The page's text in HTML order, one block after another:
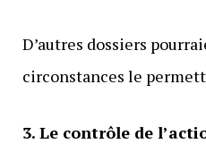
D’autres dossiers
circonstances le
3. Le contrôle de